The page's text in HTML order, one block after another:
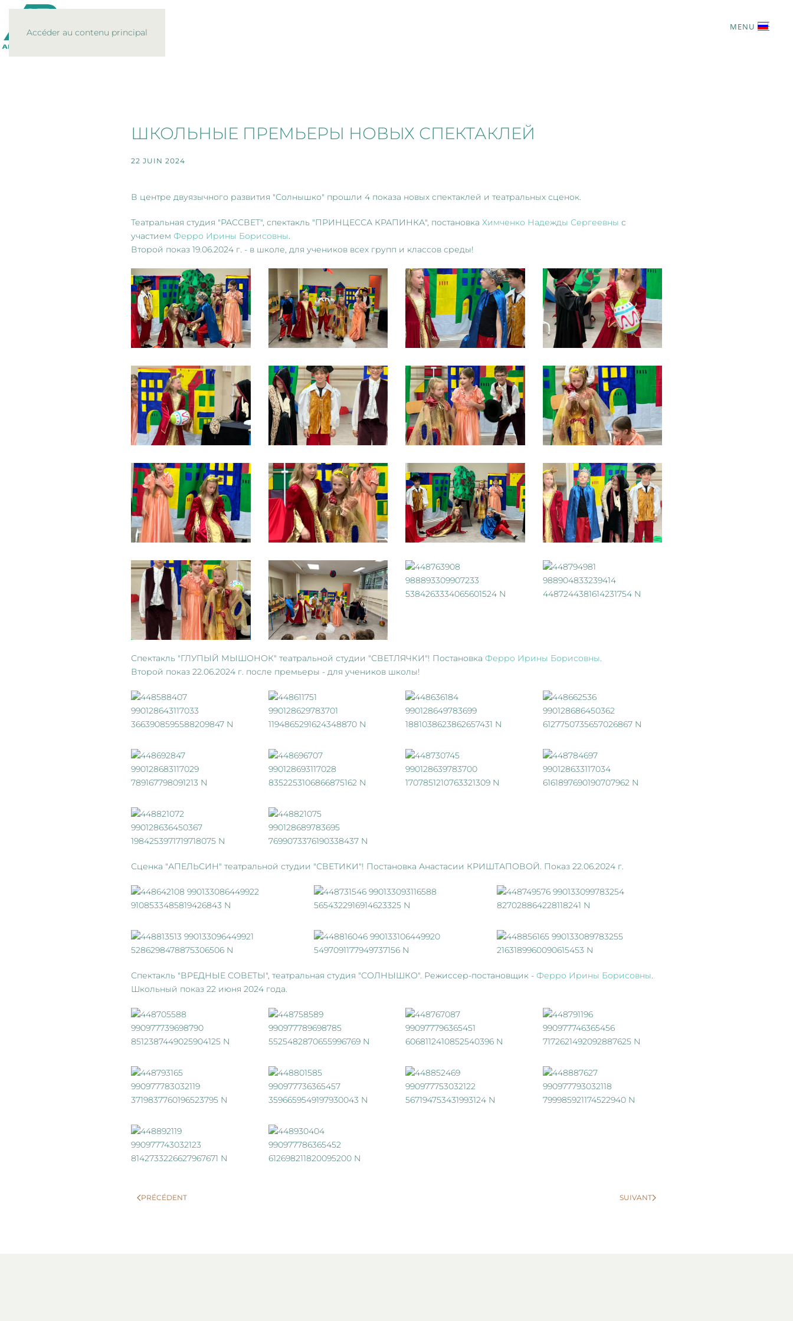
Accéder au contenu principal
MENU
ШКОЛЬНЫЕ ПРЕМЬЕРЫ НОВЫХ СПЕКТАКЛЕЙ
22 JUIN 2024
В центре двуязычного развития "Солнышко" прошли 4 показа новых спектаклей и театральных сценок.
Театральная студия "РАССВЕТ", спектакль "ПРИНЦЕССА КРАПИНКА", постановка Химченко Надежды Сергеевны с
участием Ферро Ирины Борисовны.
Второй показ 19.06.2024 г. - в школе, для учеников всех групп и классов среды!
Спектакль "ГЛУПЫЙ МЫШОНОК" театральной студии "СВЕТЛЯЧКИ"! Постановка Ферро Ирины Борисовны.
Второй показ 22.06.2024 г. после премьеры - для учеников школы!
Сценка "АПЕЛЬСИН" театральной студии "СВЕТИКИ"! Постановка Анастасии КРИШТАПОВОЙ. Показ 22.06.2024 г.
Спектакль "ВРЕДНЫЕ СОВЕТЫ", театральная студия "СОЛНЫШКО". Режиссер-постановщик - Ферро Ирины Борисовны.
Школьный показ 22 июня 2024 года.
PRÉCÉDENT SUIVANT